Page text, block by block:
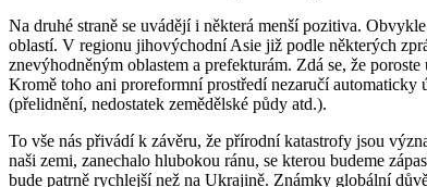
Na druhé straně se uvádějí i některá menší pozitiva.
oblastí. V regionu jihovýchodní Asie již podle některých
znevýhodněným oblastem a prefekturám. Zdá se, že
Kromě toho ani proreformní prostředí nezaručí
(přelidnění, nedostatek zemědělské půdy atd.).
To vše nás přivádí k závěru, že přírodní katastrofy jsou
naši zemi, zanechalo hlubokou ránu, se kterou budeme
bude patrně rychlejší než na Ukrajině. Známky globální